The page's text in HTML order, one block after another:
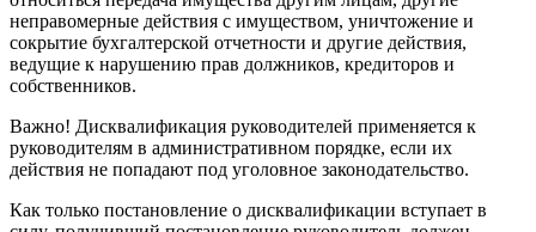
неправомерные действия с имуществом, уничтожение и
сокрытие бухгалтерской отчетности и другие действия,
ведущие к нарушению прав должников, кредиторов и
собственников.
Важно! Дисквалификация руководителей применяется к
руководителям в административном порядке, если их
действия не попадают под уголовное законодательство.
Как только постановление о дисквалификации вступает в